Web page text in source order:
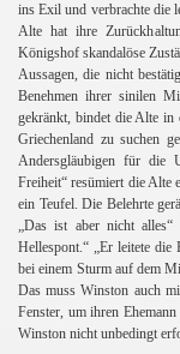
ins Exil und verbrachte die
Alte hat ihre
Königshof skandalöse
Aussagen, die nicht
Benehmen ihrer sinilen
gekränkt, bindet die Alte
Griechenland zu suchen
Andersgläubigen für die
Freiheit“ resümiert die Alte
ein Teufel. Die Belehrte
„Das ist aber nicht
Hellespont.“ „Er leitete
bei einem Sturm auf dem
Das muss Winston auch
Fenster, um ihren
Winston nicht unbedingt